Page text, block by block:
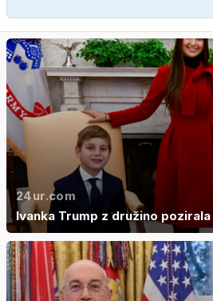
24ur.com
Ivanka Trump z družino